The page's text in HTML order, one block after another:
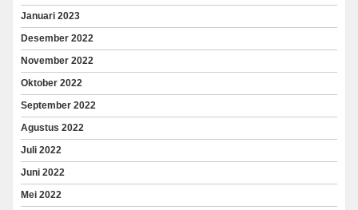
Januari 2023
Desember 2022
November 2022
Oktober 2022
September 2022
Agustus 2022
Juli 2022
Juni 2022
Mei 2022